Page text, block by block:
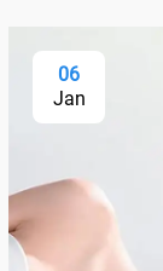
06
Jan